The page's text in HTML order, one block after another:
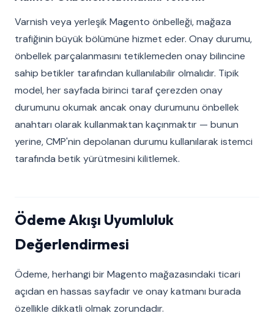
Varnish veya yerleşik Magento önbelleği, mağaza
trafiğinin büyük bölümüne hizmet eder. Onay durumu,
önbellek parçalanmasını tetiklemeden onay bilincine
sahip betikler tarafından kullanılabilir olmalıdır. Tipik
model, her sayfada birinci taraf çerezden onay
durumunu okumak ancak onay durumunu önbellek
anahtarı olarak kullanmaktan kaçınmaktır — bunun
yerine, CMP'nin depolanan durumu kullanılarak istemci
tarafında betik yürütmesini kilitlemek.
Ödeme Akışı Uyumluluk
Değerlendirmesi
Ödeme, herhangi bir Magento mağazasındaki ticari
açıdan en hassas sayfadır ve onay katmanı burada
özellikle dikkatli olmak zorundadır.